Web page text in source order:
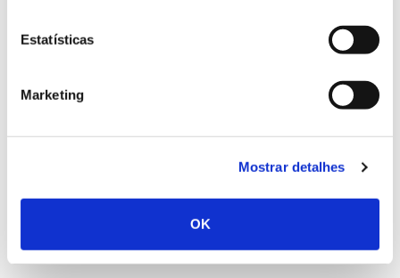
Estatísticas
Marketing
Mostrar detalhes
OK
25.06.2026
Natureza e florestas procuram jovens voluntários